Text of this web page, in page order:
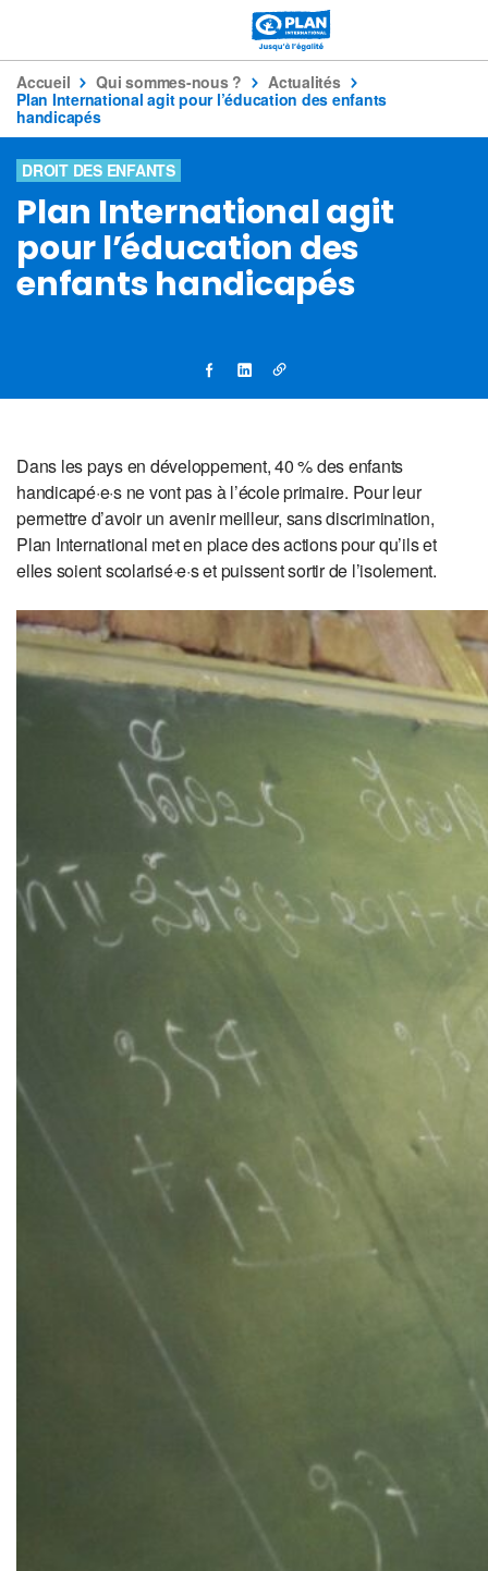
Accueil Qui sommes-nous ?
Actualités
Plan International agit pour l’éducation des enfants
handicapés
DROIT DES ENFANTS
Plan International agit
pour l’éducation des
enfants handicapés
Dans les pays en développement, 40 % des enfants
handicapé·e·s ne vont pas à l’école primaire. Pour leur
permettre d’avoir un avenir meilleur, sans discrimination,
Plan International met en place des actions pour qu’ils et
elles soient scolarisé·e·s et puissent sortir de l’isolement.